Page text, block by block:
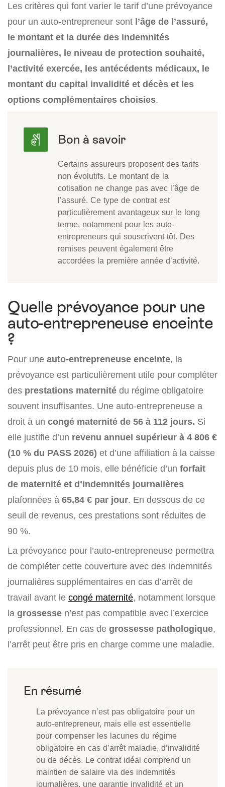
Les critères qui font varier le tarif d’une prévoyance
pour un auto-entrepreneur sont l’âge de l’assuré,
le montant et la durée des indemnités
journalières, le niveau de protection souhaité,
l’activité exercée, les antécédents médicaux, le
montant du capital invalidité et décès et les
options complémentaires choisies.
Certains assureurs proposent des tarifs
non évolutifs. Le montant de la
cotisation ne change pas avec l’âge de
l’assuré. Ce type de contrat est
particulièrement avantageux sur le long
terme, notamment pour les auto-
entrepreneurs qui souscrivent tôt. Des
remises peuvent également être
accordées la première année d’activité.
Quelle prévoyance pour une
auto-entrepreneuse enceinte
?
Pour une auto-entrepreneuse enceinte, la
prévoyance est particulièrement utile pour compléter
des prestations maternité du régime obligatoire
souvent insuffisantes. Une auto-entrepreneuse a
droit à un congé maternité de 56 à 112 jours. Si
elle justifie d’un revenu annuel supérieur à 4 806 €
(10 % du PASS 2026) et d’une affiliation à la caisse
depuis plus de 10 mois, elle bénéficie d’un forfait
de maternité et d’indemnités journalières
plafonnées à 65,84 € par jour. En dessous de ce
seuil de revenus, ces prestations sont réduites de
90 %.
La prévoyance pour l’auto-entrepreneuse permettra
de compléter cette couverture avec des indemnités
journalières supplémentaires en cas d’arrêt de
travail avant le congé maternité, notamment lorsque
la grossesse n’est pas compatible avec l’exercice
professionnel. En cas de grossesse pathologique,
l’arrêt peut être pris en charge comme une maladie.
La prévoyance n’est pas obligatoire pour un
auto-entrepreneur, mais elle est essentielle
pour compenser les lacunes du régime
obligatoire en cas d’arrêt maladie, d’invalidité
ou de décès. Le contrat idéal comprend un
maintien de salaire via des indemnités
journalières, une garantie invalidité et un